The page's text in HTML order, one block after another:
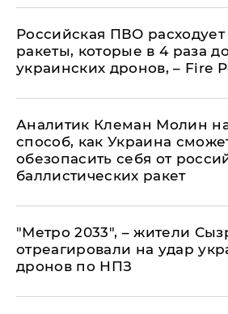
Российская ПВО
ракеты, которые в 4 раза
украинских дронов, – Fire
Аналитик Клеман Молин
способ, как Украина
обезопасить себя от
баллистических ракет
"Метро 2033", – жители
отреагировали на удар
дронов по НПЗ